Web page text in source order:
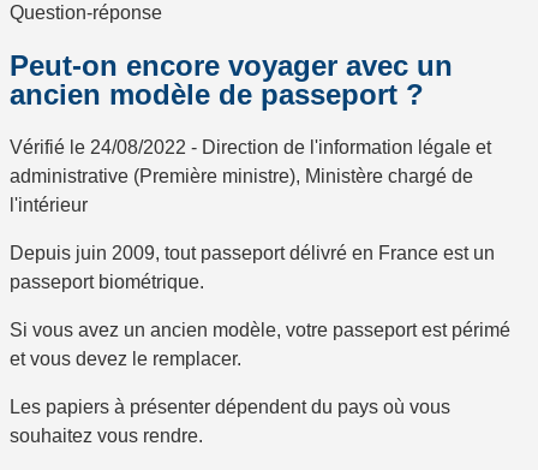
Question-réponse
Peut-on encore voyager avec un
ancien modèle de passeport ?
Vérifié le 24/08/2022 - Direction de l'information légale et
administrative (Première ministre), Ministère chargé de
l'intérieur
Depuis juin 2009, tout passeport délivré en France est un
passeport biométrique.
Si vous avez un ancien modèle, votre passeport est périmé
et vous devez le remplacer.
Les papiers à présenter dépendent du pays où vous
souhaitez vous rendre.